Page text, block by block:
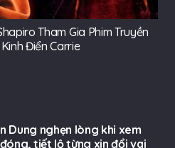
Tham Gia Phim Truyền
Điển Carrie
Dung nghẹn lòng khi xem
tiết lộ từng xin đổi vai